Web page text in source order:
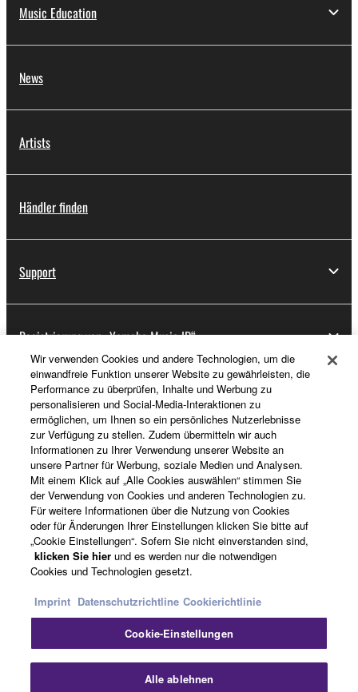
Music Education
News
Artists
Händler finden
Support
Registrierung von „Yamaha Music ID“
Über Yamaha
Österreich - German
Business
KontaktNutzungsbedingungenDatenschutzerklärung
CookierichtlinieImpressum
Wir verwenden Cookies und andere Technologien, um die
einwandfreie Funktion unserer Website zu gewährleisten, die
Performance zu überprüfen, Inhalte und Werbung zu
personalisieren und Social-Media-Interaktionen zu
ermöglichen, um Ihnen so ein persönliches Nutzerlebnisse
zur Verfügung zu stellen. Zudem übermitteln wir auch
Informationen zu Ihrer Verwendung unserer Website an
unsere Partner für Werbung, soziale Medien und Analysen.
Mit einem Klick auf „Alle Cookies auswählen“ stimmen Sie
der Verwendung von Cookies und anderen Technologien zu.
Für weitere Informationen über die Nutzung von Cookies
oder für Änderungen Ihrer Einstellungen klicken Sie bitte auf
„Cookie Einstellungen“. Sofern Sie nicht einverstanden sind,
klicken Sie hier und es werden nur die notwendigen
Cookies und Technologien gesetzt.
Imprint Datenschutzrichtline Cookierichtlinie
Cookie-Einstellungen
Alle ablehnen